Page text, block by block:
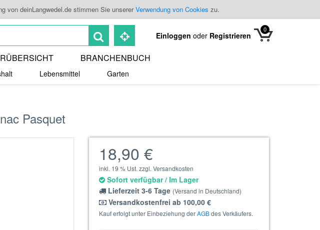
von deinLangwedel.de stimmen Sie unsererVerwendung von Cookies zu.
Einloggen oder Registrieren
0
BRANCHENBUCH
Lebensmittel
Garten
Pasquet
18,90 €
inkl. 19 % Ust. zzgl. Versandkosten
Sofort verfügbar / Im Lager
Lieferzeit 3-6 Tage (Versand in Deutschland)
Versandkostenfrei ab 100,00 €
Kauf erfolgt unter Einbeziehung derAGBdes Verkäufers.